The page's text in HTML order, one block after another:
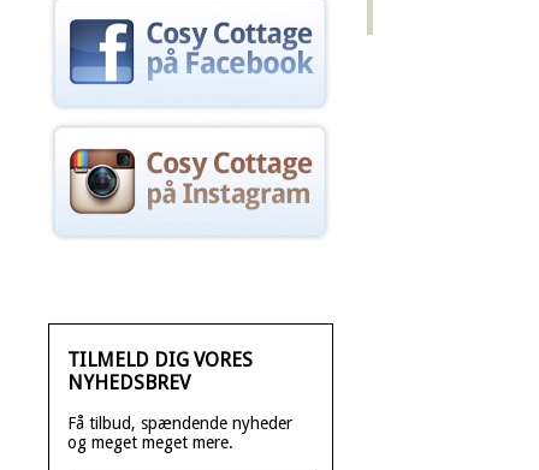
TILMELD DIG VORES
NYHEDSBREV
Få tilbud, spændende nyheder
og meget meget mere.